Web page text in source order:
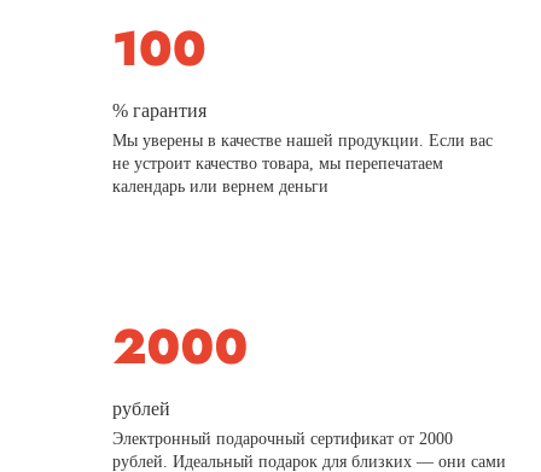
% гарантия
Мы уверены в качестве нашей продукции. Если вас
не устроит качество товара, мы перепечатаем
календарь или вернем деньги
рублей
Электронный подарочный сертификат от 2000
рублей. Идеальный подарок для близких — они сами